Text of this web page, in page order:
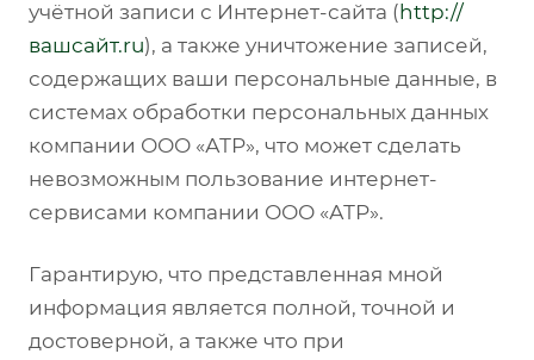
учётной записи с Интернет-сайта (http://
вашсайт.ru), а также уничтожение записей,
содержащих ваши персональные данные, в
системах обработки персональных данных
компании ООО «АТР», что может сделать
невозможным пользование интернет-
сервисами компании ООО «АТР».
Гарантирую, что представленная мной
информация является полной, точной и
достоверной, а также что при